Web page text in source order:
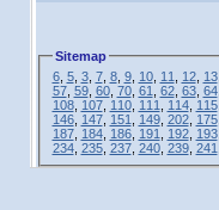
Sitemap
6, 5, 3, 7, 8, 9, 10, 11 12, 13,
57, 59, 60, 70, 61 62, 63, 64,
108, 107, 110, 111 114, 115,
146, 147, 151 149, 202, 175,
187, 184, 186, 191 192, 193,
234, 235, 237, 240, 239, 241